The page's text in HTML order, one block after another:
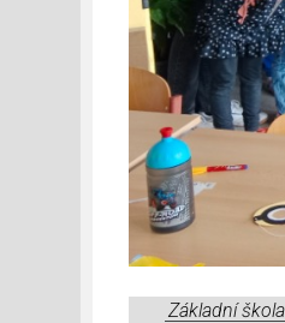
Základní škola